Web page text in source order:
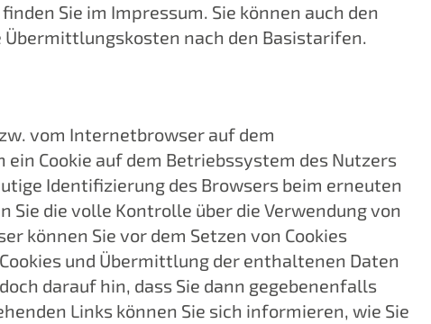
Sie im Impressum. Sie können auch den
nach den Basistarifen.
vom Internetbrowser auf dem
Cookie auf dem Betriebssystem des Nutzers
Identifizierung des Browsers beim erneuten
die volle Kontrolle über die Verwendung von
können Sie vor dem Setzen von Cookies
und Übermittlung der enthaltenen Daten
darauf hin, dass Sie dann gegebenenfalls
Links können Sie sich informieren, wie Sie